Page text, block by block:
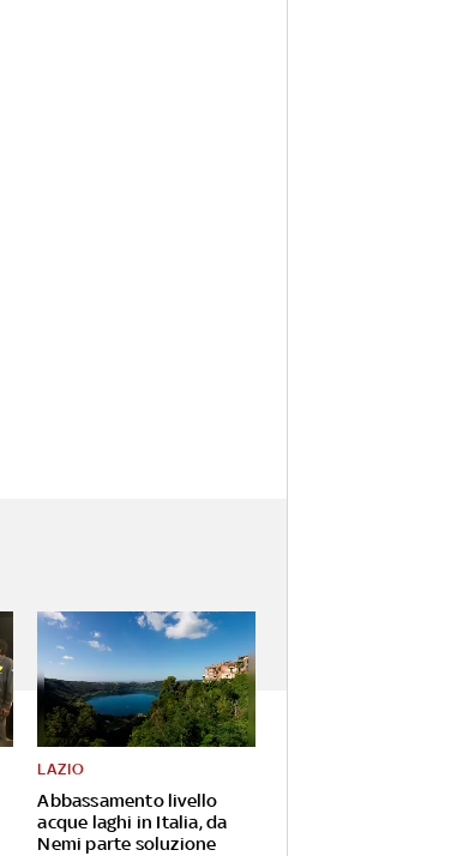
Abbassamento livello
acque laghi in Italia, da
Nemi parte soluzione
LAZIO